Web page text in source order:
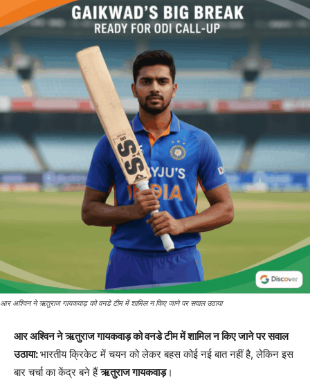
आर अश्विन ने ऋतुराज गायकवाड़ को वनडे टीम में शामिल न किए जाने पर सवाल उठाया
आर अश्विन ने ऋतुराज गायकवाड़ को वनडे टीम में शामिल न किए जाने पर सवाल
उठाया:भारतीय क्रिकेट में चयन को लेकर बहस कोई नई बात नहीं है, लेकिन इस
बार चर्चा का केंद्र बने हैंऋतुराज गायकवाड़।